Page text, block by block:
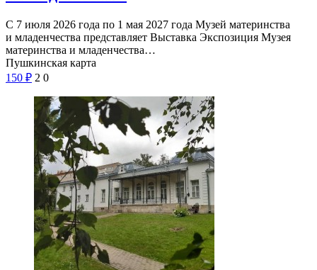
С 7 июля 2026 года по 1 мая 2027 года Музей материнства
и младенчества представляет Выставка Экспозиция Музея
материнства и младенчества…
Пушкинская карта
150 ₽ 2 0